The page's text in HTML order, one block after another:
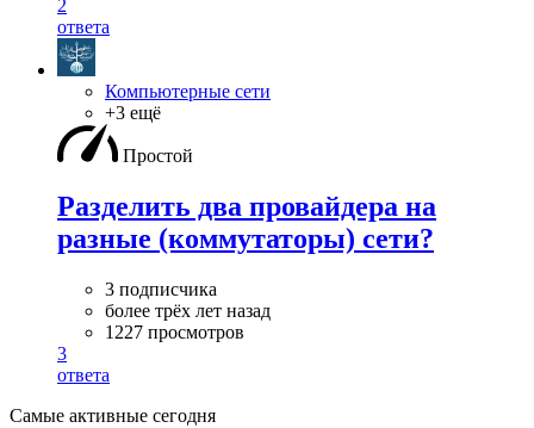
2
ответа
Компьютерные сети
+3 ещё
Простой
Разделить два провайдера на
разные (коммутаторы) сети?
3 подписчика
более трёх лет назад
1227 просмотров
3
ответа
Самые активные сегодня